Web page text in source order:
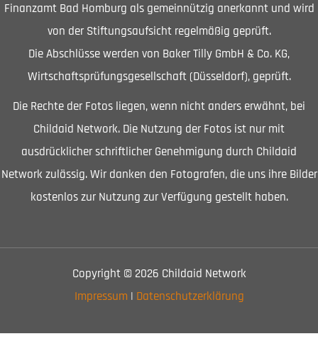
Finanzamt Bad Homburg als gemeinnützig anerkannt und wird
von der Stiftungsaufsicht regelmäßig geprüft.
Die Abschlüsse werden von Baker Tilly GmbH & Co. KG,
Wirtschaftsprüfungsgesellschaft (Düsseldorf), geprüft.
Die Rechte der Fotos liegen, wenn nicht anders erwähnt, bei
Childaid Network. Die Nutzung der Fotos ist nur mit
ausdrücklicher schriftlicher Genehmigung durch Childaid
Network zulässig. Wir danken den Fotografen, die uns ihre Bilder
kostenlos zur Nutzung zur Verfügung gestellt haben.
Copyright © 2026 Childaid Network
Impressum | Datenschutzerklärung